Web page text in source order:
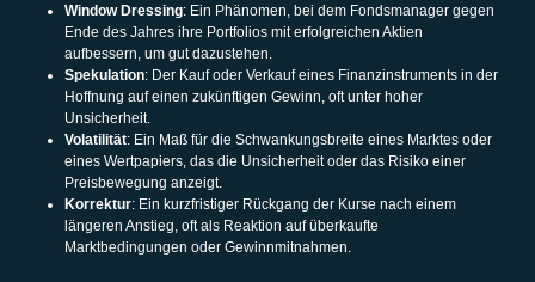
Window Dressing: Ein Phänomen, bei dem Fondsmanager gegen
Ende des Jahres ihre Portfolios mit erfolgreichen Aktien
aufbessern, um gut dazustehen.
Spekulation: Der Kauf oder Verkauf eines Finanzinstruments in der
Hoffnung auf einen zukünftigen Gewinn, oft unter hoher
Unsicherheit.
Volatilität: Ein Maß für die Schwankungsbreite eines Marktes oder
eines Wertpapiers, das die Unsicherheit oder das Risiko einer
Preisbewegung anzeigt.
Korrektur: Ein kurzfristiger Rückgang der Kurse nach einem
längeren Anstieg, oft als Reaktion auf überkaufte
Marktbedingungen oder Gewinnmitnahmen.